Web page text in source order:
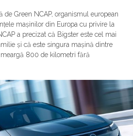
de Green NCAP, organismul european
mașinilor din Europa cu privire la
a precizat că Bigster este cel mai
și că este singura mașină dintre
800 de kilometri fără